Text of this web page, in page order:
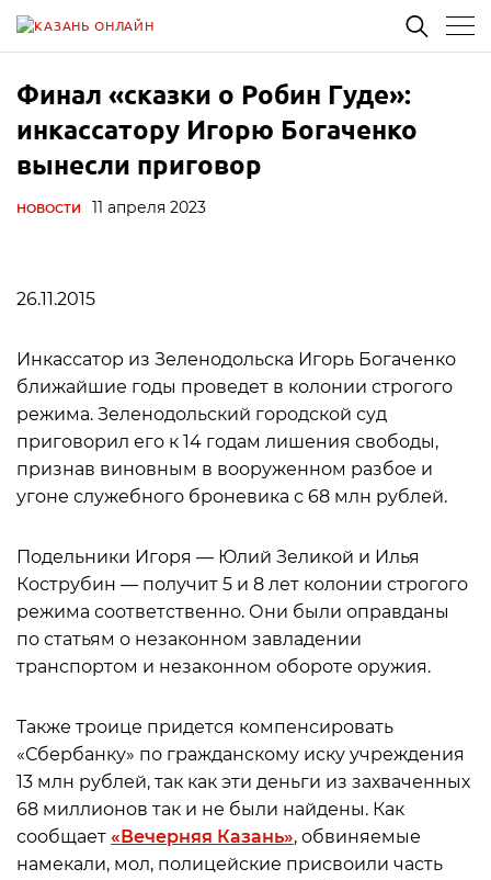
Финал «сказки о Робин Гуде»:
инкассатору Игорю Богаченко
вынесли приговор
НОВОСТИ 11 апреля 2023
26.11.2015
Инкассатор из Зеленодольска Игорь Богаченко
ближайшие годы проведет в колонии строгого
режима. Зеленодольский городской суд
приговорил его к 14 годам лишения свободы,
признав виновным в вооруженном разбое и
угоне служебного броневика с 68 млн рублей.
Подельники Игоря — Юлий Зеликой и Илья
Кострубин — получит 5 и 8 лет колонии строгого
режима соответственно. Они были оправданы
по статьям о незаконном завладении
транспортом и незаконном обороте оружия.
Также троице придется компенсировать
«Сбербанку» по гражданскому иску учреждения
13 млн рублей, так как эти деньги из захваченных
68 миллионов так и не были найдены. Как
сообщает «Вечерняя Казань», обвиняемые
намекали, мол, полицейские присвоили часть